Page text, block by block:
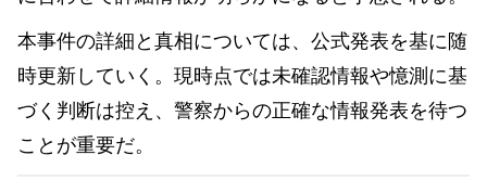
本事件の詳細と真相については、公式発表を基に随
時更新していく。現時点では未確認情報や憶測に基
づく判断は控え、警察からの正確な情報発表を待つ
ことが重要だ。